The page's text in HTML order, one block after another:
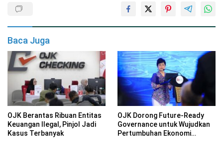
Baca Juga
OJK Berantas Ribuan Entitas
Keuangan Ilegal, Pinjol Jadi
Kasus Terbanyak
OJK Dorong Future-Ready
Governance untuk Wujudkan
Pertumbuhan Ekonomi